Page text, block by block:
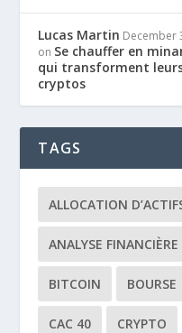
Lucas Martin December
on Se chauffer en
qui transforment
cryptos
TAGS
ALLOCATION
ANALYSE FINANCIÈRE
BITCOIN BOURSE
CAC 40 CRYPTO